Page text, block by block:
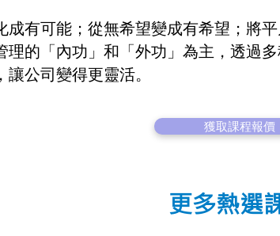
成有可能；從無希望變成有希望；將
理的「內功」和「外功」為主，透過
公司變得更靈活。
獲取課程報價
更多熱選